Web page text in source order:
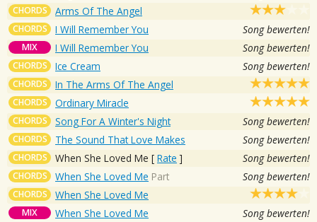
CHORDS Arms Of The Angel
CHORDS I Will Remember You Song bewerten!
MIX I Will Remember You Song bewerten!
CHORDS Ice Cream Song bewerten!
CHORDS In The Arms Of The Angel
CHORDS Ordinary Miracle
CHORDS Song For A Winter's Night Song bewerten!
CHORDS The Sound That Love Makes Song bewerten!
CHORDS When She Loved Me [ Rate ] Song bewerten!
CHORDS When She Loved Me Part Song bewerten!
CHORDS When She Loved Me
MIX When She Loved Me Song bewerten!